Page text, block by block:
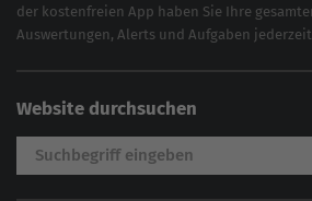
der kostenfreien App haben Sie Ihre
Auswertungen, Alerts und Aufgaben
Website durchsuchen